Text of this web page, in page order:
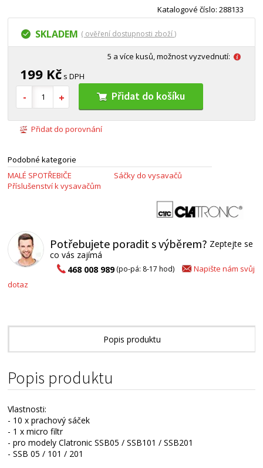
Katalogové číslo: 288133
SKLADEM ( ověření dostupnosti zboží )
5 a více kusů, možnost vyzvednutí:
199 Kč s DPH
Přidat do košíku
Přidat do porovnání
Podobné kategorie
MALÉ SPOTŘEBIČE
Příslušenství k vysavačům
Sáčky do vysavačů
Potřebujete poradit s výběrem? Zeptejte se
co vás zajímá
468 008 989(po-pá: 8-17 hod)
Napište nám svůj
dotaz
Popis produktu
Popis produktu
Vlastnosti:
- 10 x prachový sáček
- 1 x micro filtr
- pro modely Clatronic SSB05 / SSB101 / SSB201
- SSB 05 / 101 / 201